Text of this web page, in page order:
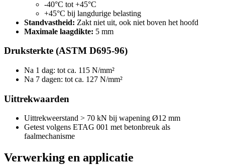
-40°C tot +45°C
+45°C bij langdurige belasting
Standvastheid: Zakt niet uit, ook niet boven het hoofd
Maximale laagdikte: 5 mm
Druksterkte (ASTM D695-96)
Na 1 dag: tot ca. 115 N/mm²
Na 7 dagen: tot ca. 127 N/mm²
Uittrekwaarden
Uittrekweerstand > 70 kN bij wapening Ø12 mm
Getest volgens ETAG 001 met betonbreuk als
faalmechanisme
Verwerking en applicatie